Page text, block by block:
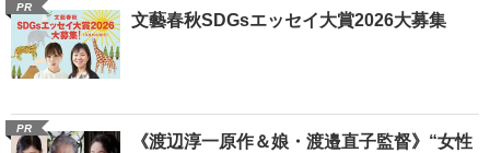
PR
文藝春秋SDGsエッセイ大賞2026大募集
PR
《渡辺淳一原作＆娘・渡邉直子監督》“女性